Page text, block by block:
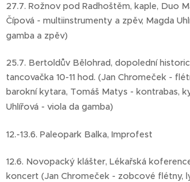
27.7. Rožnov pod Radhoštěm, kaple, Duo
Čípová - multiinstrumenty a zpěv, Magda
gamba a zpěv)
25.7. Bertoldův Bělohrad, dopolední
tancovačka 10-11 hod. (Jan Chromeček -
barokní kytara, Tomáš Matys - kontrabas,
Uhlířová - viola da gamba)
12.-13.6. Paleopark Balka, Improfest
12.6. Novopacký klášter, Lékařská
koncert (Jan Chromeček - zobcové flétny,